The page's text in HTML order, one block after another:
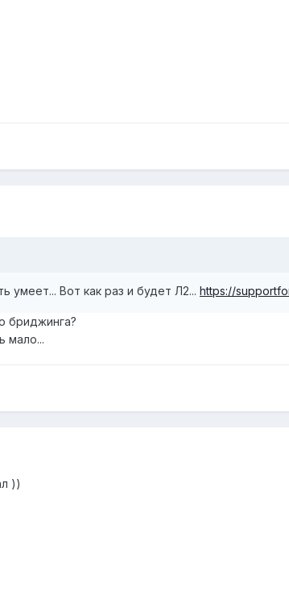
умеет... Вот как раз и будет Л2... https://
бриджинга?
мало...
))